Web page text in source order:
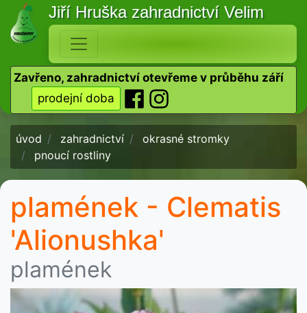
Jiří Hruška zahradnictví Velim
Zavřeno, zahradnictví otevřeme v průběhu září
prodejní doba
úvod zahradnictví
okrasné stromky
pnoucí rostliny
plamének - Clematis
'Alionushka'
plamének